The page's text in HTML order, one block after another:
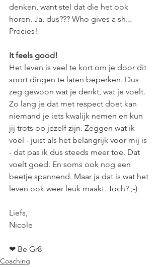
denken, want stel dat die het ook
horen. Ja, dus??? Who gives a sh...
Precies!
It feels good!
Het leven is veel te kort om je door dit
soort dingen te laten beperken. Dus
zeg gewoon wat je denkt, wat je voelt.
Zo lang je dat met respect doet kan
niemand je iets kwalijk nemen en kun
jij trots op jezelf zijn. Zeggen wat ik
voel - juist als het belangrijk voor mij is
- dat pas ik dus steeds meer toe. Dat
voelt goed. En soms ook nog een
beetje spannend. Maar ja dat is wat het
leven ook weer leuk maakt. Toch? ;-)
Liefs,
Nicole
❤ Be Gr8
Coaching